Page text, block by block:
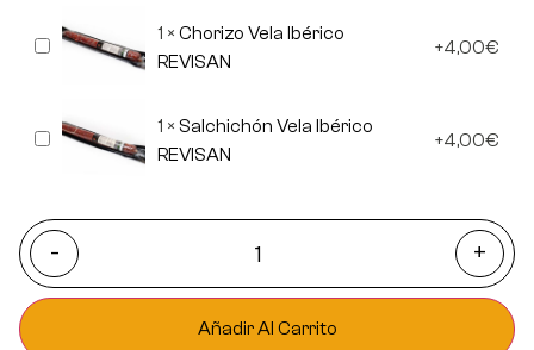
500
grs
Chorizo
1 × Chorizo Vela Ibérico
REVISAN
4,00€
Salchichón
1 × Salchichón Vela Ibérico
REVISAN
4,00€
- +
Añadir Al Carrito